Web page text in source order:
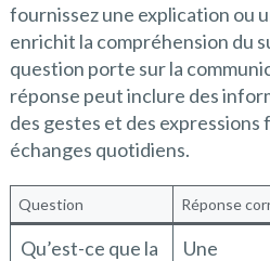
fournissez une explication ou
enrichit la compréhension du
question porte sur la
réponse peut inclure des
des gestes et des expressions
échanges quotidiens.
Question Réponse
Qu’est-ce que la
Une